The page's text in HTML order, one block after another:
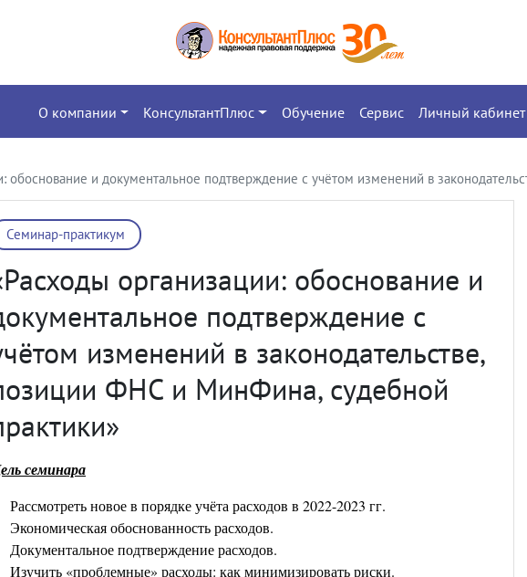
О компании КонсультантПлюс Обучение Сервис Личный кабинет
обоснование и документальное подтверждение с учётом изменений в
Семинар-практикум
организации: обоснование и
подтверждение с
изменений в законодательстве,
ФНС и МинФина, судебной
семинара
Рассмотреть новое в порядке учёта расходов в 2022-2023 гг.
Экономическая обоснованность расходов.
Документальное подтверждение расходов.
Изучить «проблемные» расходы: как минимизировать риски.